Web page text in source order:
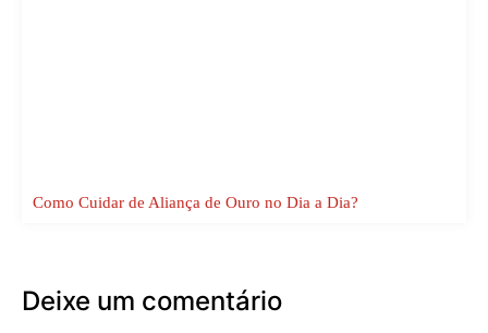
Como Cuidar de Aliança de Ouro no Dia a Dia?
Deixe um comentário